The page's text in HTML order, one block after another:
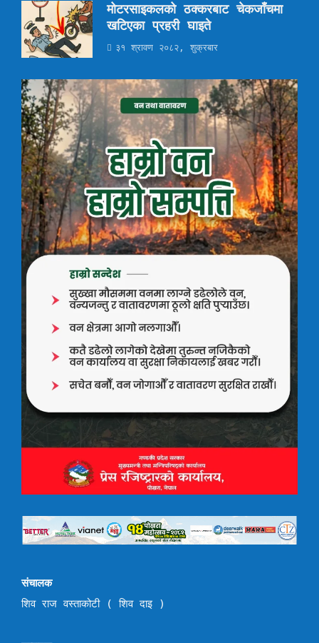
मोटरसाइकलको ठक्करबाट चेकजाँचमा
खटिएका प्रहरी घाइते
३१ श्रावण २०८२, शुक्रबार
संचालक
शिव राज वस्ताकोटी ( शिव दाइ )